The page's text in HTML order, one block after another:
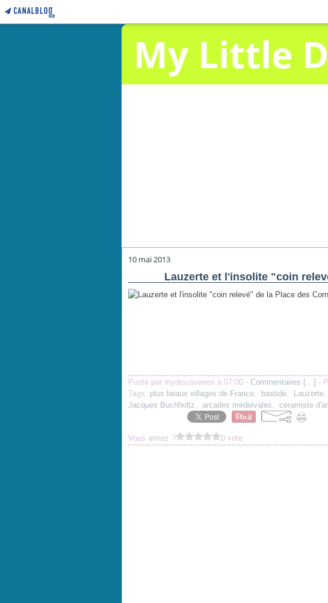
My Little
10 mai 2013
Lauzerte et l'insolite "coin
Posté par mydiscoveries à 07:00 - Commentaires […] -
Tags: plus beaux villages de France, bastide, Lauzerte,
Jacques Buchholtz, arcades médiévales, céramiste
Vous aimez ? 0 vote